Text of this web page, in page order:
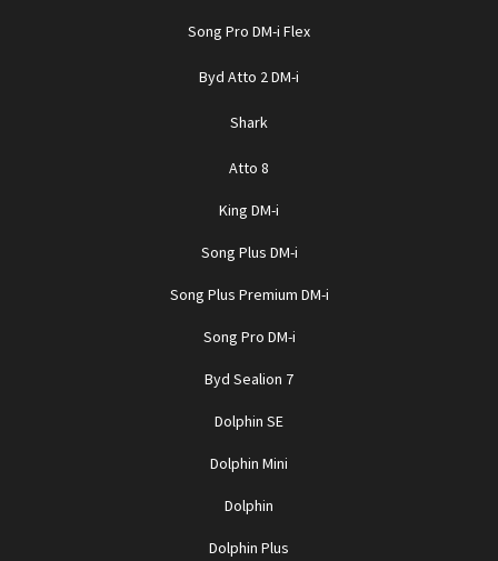
Song Pro DM-i Flex
Byd Atto 2 DM-i
Shark
Atto 8
King DM-i
Song Plus DM-i
Song Plus Premium DM-i
Song Pro DM-i
Byd Sealion 7
Dolphin SE
Dolphin Mini
Dolphin
Dolphin Plus